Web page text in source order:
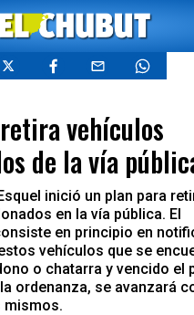
vehículos
de la vía
inició un plan para
en la vía pública. El
en principio en
vehículos que se
o chatarra y vencido el
ordenanza, se avanzará
mismos.